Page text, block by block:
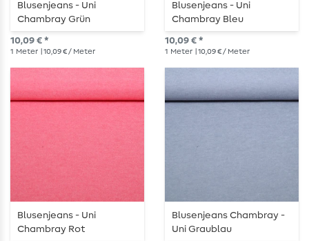
Blusenjeans - Uni
Chambray Grün
10,09 € *
1 Meter | 10,09 € / Meter
Blusenjeans - Uni
Chambray Bleu
10,09 € *
1 Meter | 10,09 € / Meter
Blusenjeans - Uni
Chambray Rot
Blusenjeans Chambray -
Uni Graublau